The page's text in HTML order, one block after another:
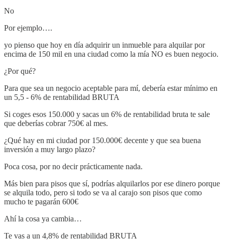
No
Por ejemplo….
yo pienso que hoy en día adquirir un inmueble para alquilar por
encima de 150 mil en una ciudad como la mía NO es buen negocio.
¿Por qué?
Para que sea un negocio aceptable para mí, debería estar mínimo en
un 5,5 - 6% de rentabilidad BRUTA
Si coges esos 150.000 y sacas un 6% de rentabilidad bruta te sale
que deberías cobrar 750€ al mes.
¿Qué hay en mi ciudad por 150.000€ decente y que sea buena
inversión a muy largo plazo?
Poca cosa, por no decir prácticamente nada.
Más bien para pisos que sí, podrías alquilarlos por ese dinero porque
se alquila todo, pero si todo se va al carajo son pisos que como
mucho te pagarán 600€
Ahí la cosa ya cambia…
Te vas a un 4,8% de rentabilidad BRUTA